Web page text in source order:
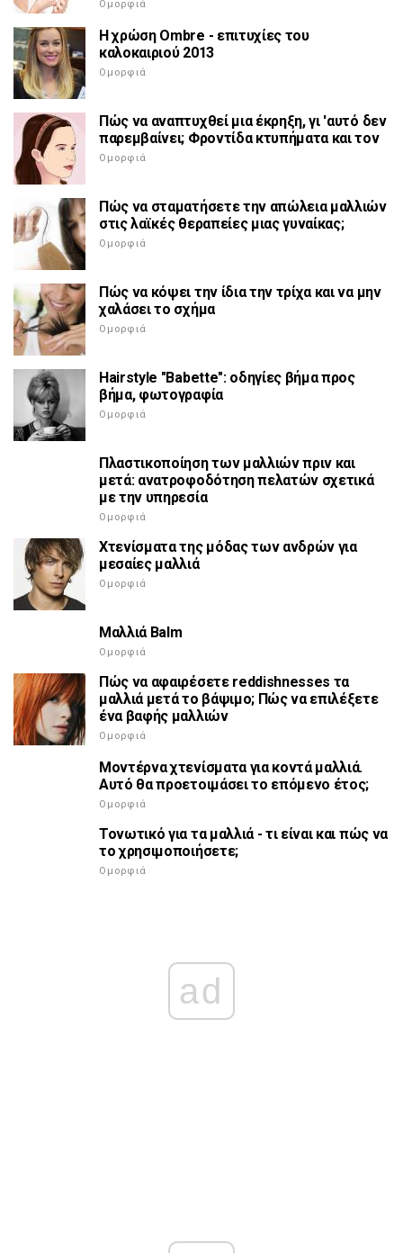
Ομορφιά
Η χρώση Ombre - επιτυχίες του
καλοκαιριού 2013
Ομορφιά
Πώς να αναπτυχθεί μια έκρηξη, γι 'αυτό δεν
παρεμβαίνει; Φροντίδα κτυπήματα και τον
Ομορφιά
Πώς να σταματήσετε την απώλεια μαλλιών
στις λαϊκές θεραπείες μιας γυναίκας;
Ομορφιά
Πώς να κόψει την ίδια την τρίχα και να μην
χαλάσει το σχήμα
Ομορφιά
Hairstyle "Babette": οδηγίες βήμα προς
βήμα, φωτογραφία
Ομορφιά
Πλαστικοποίηση των μαλλιών πριν και
μετά: ανατροφοδότηση πελατών σχετικά
με την υπηρεσία
Ομορφιά
Χτενίσματα της μόδας των ανδρών για
μεσαίες μαλλιά
Ομορφιά
Μαλλιά Balm
Ομορφιά
Πώς να αφαιρέσετε reddishnesses τα
μαλλιά μετά το βάψιμο; Πώς να επιλέξετε
ένα βαφής μαλλιών
Ομορφιά
Μοντέρνα χτενίσματα για κοντά μαλλιά.
Αυτό θα προετοιμάσει το επόμενο έτος;
Ομορφιά
Τονωτικό για τα μαλλιά - τι είναι και πώς να
το χρησιμοποιήσετε;
Ομορφιά
ad